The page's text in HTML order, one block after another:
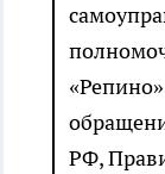
РФ,